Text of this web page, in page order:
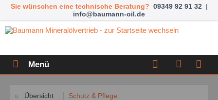
Sie wünschen eine technische Beratung? 09349 92 91 32 |
info@baumann-oil.de
Menü
Übersicht Schutz & Pflege